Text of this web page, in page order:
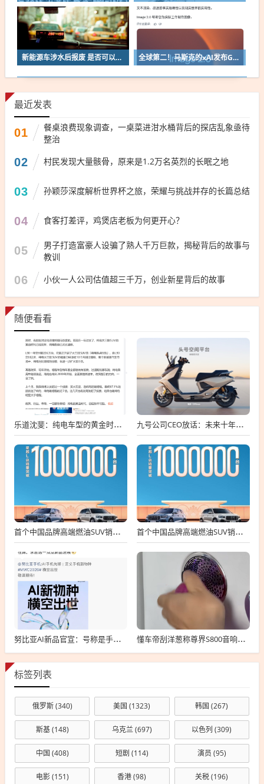
新能源车涉水后报废 是否可以全损理赔 全球第二！马斯克的xAI发布Grok Imagine Image 2.0模型：AI生图/编辑能力大增
最近发表
01
餐桌浪费现象调查，一桌菜进泔水桶背后的探店乱象亟待
整治
02 村民发现大量骸骨，原来是1.2万名英烈的长眠之地
03 孙颖莎深度解析世界杯之旅，荣耀与挑战并存的长篇总结
04 食客打差评，鸡煲店老板为何更开心？
05
男子打造富豪人设骗了熟人千万巨款，揭秘背后的故事与
教训
06 小伙一人公司估值超三千万，创业新星背后的故事
随便看看
乐道沈斐：纯电车型的黄金时期 已势不可挡 九号公司CEO放话：未来十年电动车要超越燃油车
首个中国品牌高端燃油SUV销冠！吉利星越L总销量破100万台 首个中国品牌高端燃油SUV销冠！吉利星越L总销量破100万台
努比亚AI新品官宣：号称是手机新物种 MWC上见 懂车帝刮洋葱称尊界S800音响罩设计危险！车主纷纷肉身开测反驳
标签列表
俄罗斯(340) 美国 (1323) 韩国 (267)
斯基(148) 乌克兰(697) 以色列 (309)
中国 (408) 短剧 (114) 演员 (95)
电影(151) 香港(98) 关税(196)